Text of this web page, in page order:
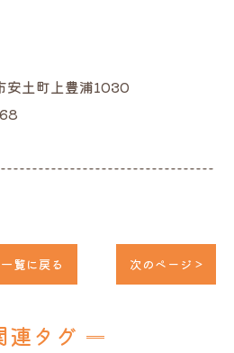
安土町上豊浦1030
一覧に戻る 次のページ >
連タグ